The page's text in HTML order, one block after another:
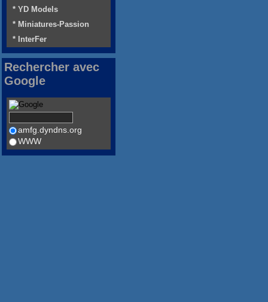
* YD Models
* Miniatures-Passion
* InterFer
Rechercher avec
Google
amfg.dyndns.org
WWW